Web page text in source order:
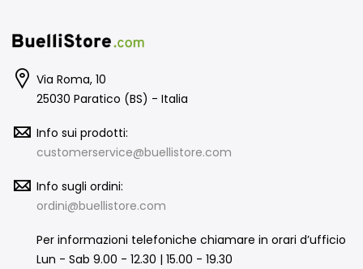
Via Roma, 10
25030 Paratico (BS) - Italia
Info sui prodotti:
customerservice@buellistore.com
Info sugli ordini:
ordini@buellistore.com
Per informazioni telefoniche chiamare in orari d’ufficio
Lun - Sab 9.00 - 12.30 | 15.00 - 19.30